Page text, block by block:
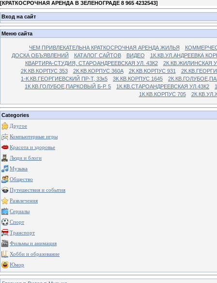
[КРАТКОСРОЧНАЯ АРЕНДА В ЗЕЛЕНОГРАДЕ 8 965 4232543]
Вход на сайт
Меню сайта
ЧЕМ ПРИВЛЕКАТЕЛЬНА КРАТКОСРОЧНАЯ АРЕНДА ЖИЛЬЯ
ДОСКА ОБЪЯВЛЕНИЙ
КАТАЛОГ САЙТОВ ВИДЕО
1К.КВ.УЛ.АНДРЕЕВКА
КВАРТИРА-СТУДИЯ, СТАРОАНДРЕЕВСКАЯ УЛ. 43К2
2К.КВ.ЖИЛИНСКАЯ
2К.КВ.КОРПУС 353
2К.КВ.КОРПУС 360А 2К.КВ.КОРПУС 931
1-К.КВ.ГЕОРГИЕВСКИЙ ПР-Т, 33к5
3К.КВ.КОРПУС 1645
1К.КВ.ГОЛУБОЕ,ПАРКОВЫЙ Б-Р. 5
1К.КВ.СТАРОАНДРЕЕВСКАЯ УЛ.43К2
1К.КВ.КОРПУС 705
Categories
Другое
Компьютерные игры
Красота и здоровье
Люди и блоги
Музыка
Общество
Путешествия и события
Развлечения
Сериалы
Спорт
Транспорт
Фильмы и анимация
Хобби и образование
Юмор